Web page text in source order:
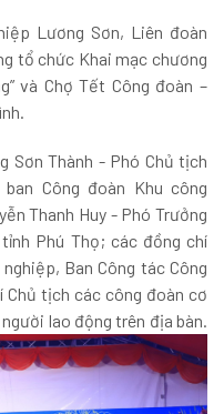
Lương Sơn, Liên đoàn
tổ chức Khai mạc chương
và Chợ Tết Công đoàn –
Sơn Thành - Phó Chủ tịch
Công đoàn Khu công
Thanh Huy - Phó Trưởng
Phú Thọ; các đồng chí
Ban Công tác Công
Chủ tịch các công đoàn cơ
lao động trên địa bàn.